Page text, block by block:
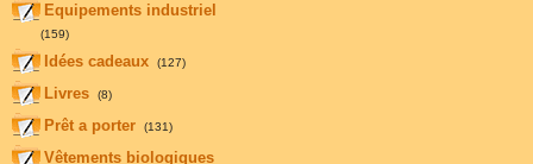
Equipements industriel
(159)
Idées cadeaux (127)
Livres (8)
Prêt a porter (131)
Vêtements biologiques